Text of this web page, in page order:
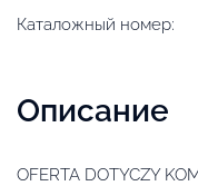
Каталожный номер:
Описание
OFERTA DOTYCZY